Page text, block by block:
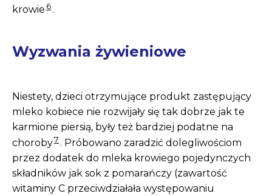
krowie 6.
Wyzwania żywieniowe
Niestety, dzieci otrzymujące produkt zastępujący
mleko kobiece nie rozwijały się tak dobrze jak te
karmione piersią, były też bardziej podatne na
choroby7 . Próbowano zaradzić dolegliwościom
przez dodatek do mleka krowiego pojedynczych
składników jak sok z pomarańczy (zawartość
witaminy C przeciwdziałała występowaniu